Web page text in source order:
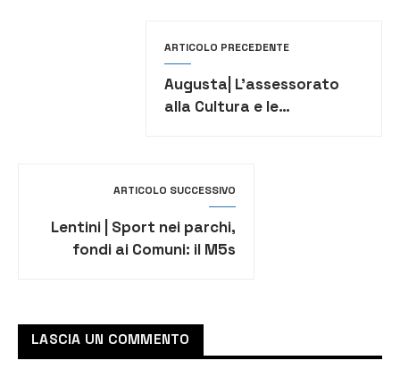
ARTICOLO PRECEDENTE
Augusta| L’assessorato
alla Cultura e le
ARTICOLO SUCCESSIVO
Lentini | Sport nei parchi,
fondi ai Comuni: il M5s
LASCIA UN COMMENTO